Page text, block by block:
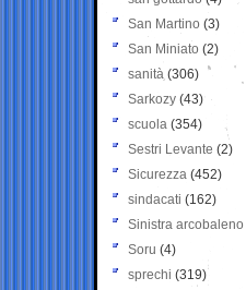
San Martino (3)
San Miniato (2)
sanità (306)
Sarkozy (43)
scuola (354)
Sestri Levante (2)
Sicurezza (452)
sindacati (162)
Sinistra arcobaleno
Soru (4)
sprechi (319)